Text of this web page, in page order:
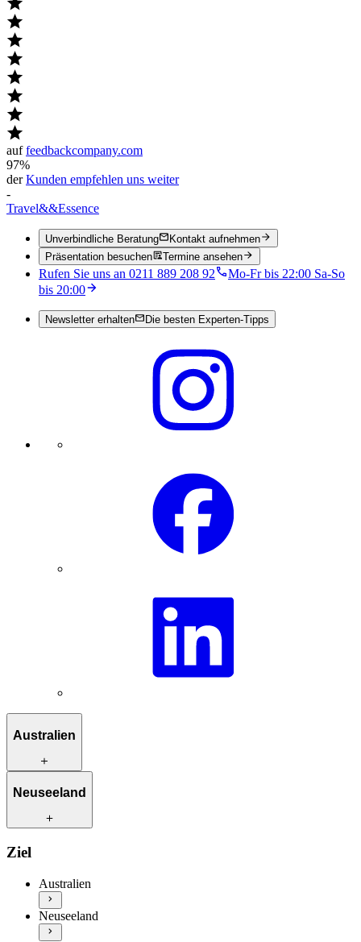
auffeedbackcompany.com
97%
derKunden empfehlen uns weiter
-
Travel&&Essence
Unverbindliche Beratung
Kontakt aufnehmen
Präsentation besuchen
Termine ansehen
Rufen Sie uns an 0211 889 208 92
Mo-Fr bis 22:00 Sa-So
bis 20:00
Newsletter erhalten Die besten Experten-Tipps
Australien
Reiserouten zur Inspiration
Einzigartige Aktivitäten
Flüge und Zwischenstopps
Autofahren in Australien
Praktische Informationen
Mehr Info & Inspiration
Neuseeland
Einzigartige Aktivitäten
Neuseeland entdecken
Beste Reisezeit
Flüge und Zwischenstopps
Ziel
Australien
Neuseeland